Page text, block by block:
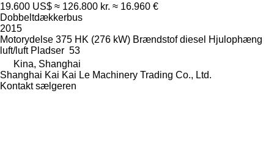
19.600 US$ ≈ 126.800 kr. ≈ 16.960 €
Dobbeltdækkerbus
2015
Motorydelse 375 HK (276 kW) Brændstof diesel Hjulophæng
luft/luft Pladser 53
Kina, Shanghai
Shanghai Kai Kai Le Machinery Trading Co., Ltd.
Kontakt sælgeren